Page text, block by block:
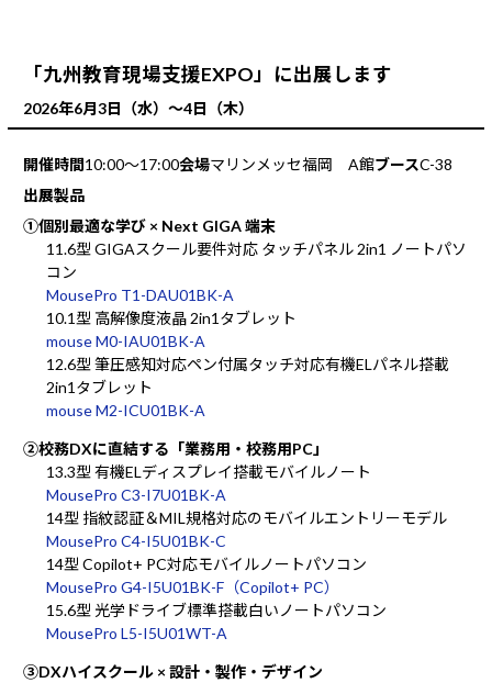
「九州教育現場支援EXPO」に出展します
2026年6月3日（水）～4日（木）
開催時間10:00～17:00会場マリンメッセ福岡 A館ブースC-38
出展製品
①個別最適な学び × Next GIGA 端末
11.6型 GIGAスクール要件対応 タッチパネル 2in1 ノートパソ
コン
MousePro T1-DAU01BK-A
10.1型 高解像度液晶 2in1タブレット
mouse M0-IAU01BK-A
12.6型 筆圧感知対応ペン付属タッチ対応有機ELパネル搭載
2in1タブレット
mouse M2-ICU01BK-A
②校務DXに直結する「業務用・校務用PC」
13.3型 有機ELディスプレイ搭載モバイルノート
MousePro C3-I7U01BK-A
14型 指紋認証＆MIL規格対応のモバイルエントリーモデル
MousePro C4-I5U01BK-C
14型 Copilot+ PC対応モバイルノートパソコン
MousePro G4-I5U01BK-F（Copilot+ PC）
15.6型 光学ドライブ標準搭載白いノートパソコン
MousePro L5-I5U01WT-A
③DXハイスクール × 設計・製作・デザイン